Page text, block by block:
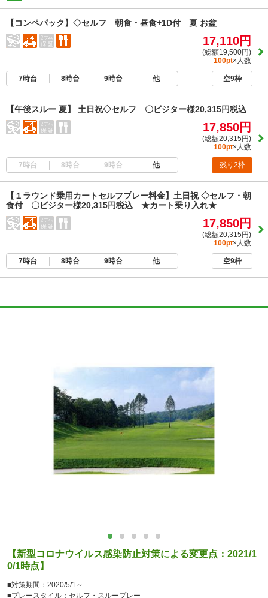
【コンペパック】◇セルフ 朝食・昼食+1D付 夏 お盆
17,110円
(総額19,500円)
100pt×人数
7時台 8時台 9時台 他 空9枠
【午後スルー 夏】 土日祝◇セルフ 〇ビジター様20,315円税込
17,850円
(総額20,315円)
100pt×人数
7時台 8時台 9時台 他 残り2枠
【１ラウンド乗用カートセルフプレー料金】土日祝 ◇セルフ・朝
食付 〇ビジター様20,315円税込 ★カート乗り入れ★
17,850円
(総額20,315円)
100pt×人数
7時台 8時台 9時台 他 空9枠
【新型コロナウイルス感染防止対策による変更点：2021/1
0/1時点】
■対策期間：2020/5/1～
■プレースタイル：セルフ・スループレー